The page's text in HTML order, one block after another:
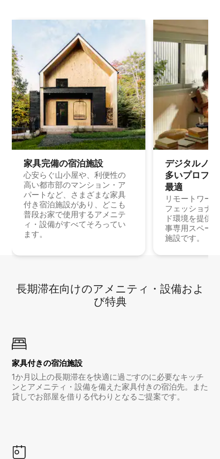
家具完備の宿⁠泊⁠施⁠設
心安らぐ山小屋や、利便性の
高い都市部のマンション・ア
パートなど、さまざまな家具
付き宿泊施設があり、どこも
普段お家で使用するアメニテ
ィ・設備がすべてそろってい
ます。
デジタルノ
多⁠いプ⁠ロ⁠フ⁠
最⁠適
リモートワー
フェッショナ
ド環境を提供
事専用スペー
施設です。
長期滞在向け⁠のア⁠メ⁠ニ⁠テ⁠ィ⁠・設⁠備⁠およ
び特⁠典
家具付き⁠の宿⁠泊⁠施⁠設
1か月以上の長期滞在を快適に過ごすのに必要なキッチ
ンとアメニティ・設備を備えた家具付きの宿泊先。また
貸しでお部屋を借りる代わりとなるご提案です。